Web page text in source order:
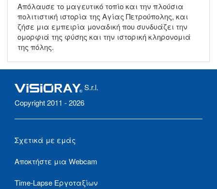
Απόλαυσε το μαγευτικό τοπίο και την πλούσια
πολιτιστική ιστορία της Αγίας Πετρούπολης, και
ζήσε μια εμπειρία μοναδική που συνδυάζει την
ομορφιά της φύσης και την ιστορική κληρονομιά
της πόλης.
S.r.l.
Copyright 2011 - 2026
Σχετικά με εμάς
Αποκτήστε μια Webcam
Time-Lapse Εργοταξίων